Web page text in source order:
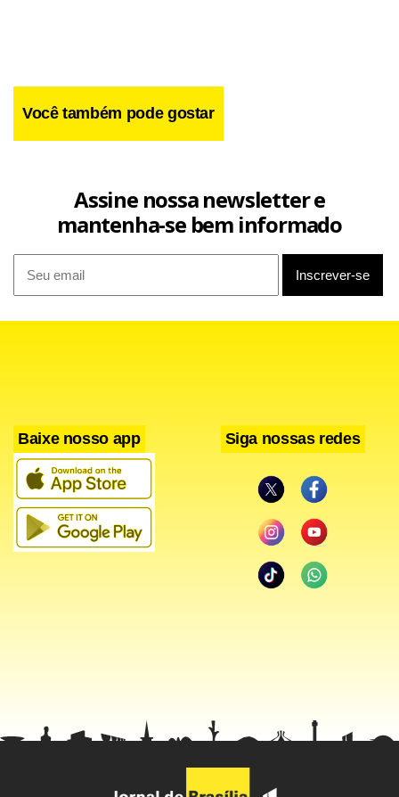
Facebook
WhatsApp
LinkedIn
Twitter
X
Você também pode gostar
Assine nossa newsletter e
mantenha-se bem informado
Baixe nosso app Siga nossas redes